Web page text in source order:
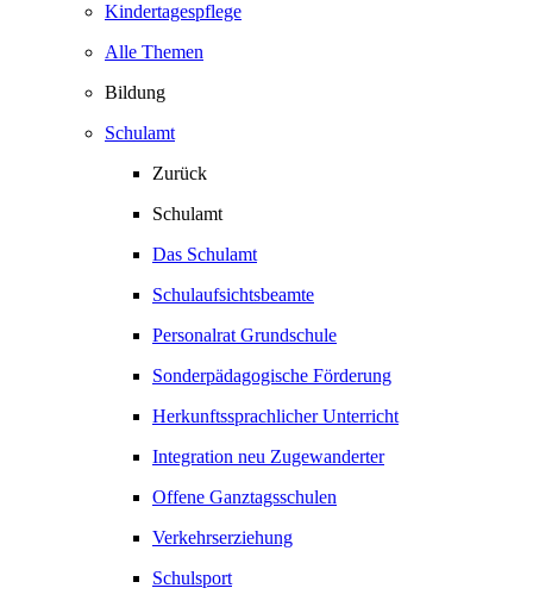
Kindertagespflege
Alle Themen
Bildung
Schulamt
Zurück
Schulamt
Das Schulamt
Schulaufsichtsbeamte
Personalrat Grundschule
Sonderpädagogische Förderung
Herkunftssprachlicher Unterricht
Integration neu Zugewanderter
Offene Ganztagsschulen
Verkehrserziehung
Schulsport